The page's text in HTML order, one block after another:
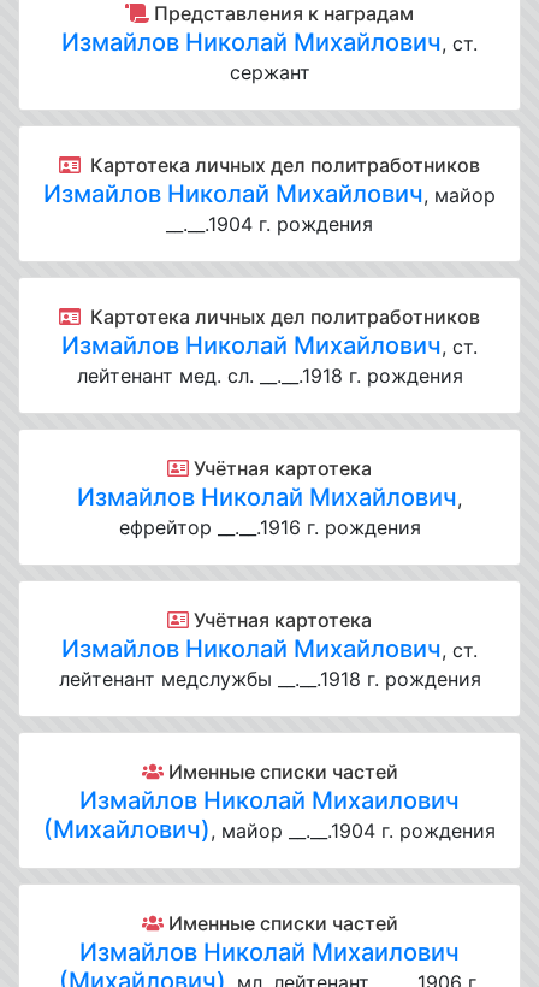
Представления к наградам
Измайлов Николай Михайлович, ст.
сержант
Картотека личных дел политработников
Измайлов Николай Михайлович, майор
__.__.1904 г. рождения
Картотека личных дел политработников
Измайлов Николай Михайлович, ст.
лейтенант мед. сл. __.__.1918 г. рождения
Учётная картотека
Измайлов Николай Михайлович,
ефрейтор __.__.1916 г. рождения
Учётная картотека
Измайлов Николай Михайлович, ст.
лейтенант медслужбы __.__.1918 г. рождения
Именные списки частей
Измайлов Николай Михаилович
(Михайлович), майор __.__.1904 г. рождения
Именные списки частей
Измайлов Николай Михаилович
(Михайлович) , мл. лейтенант __.__.1906 г.